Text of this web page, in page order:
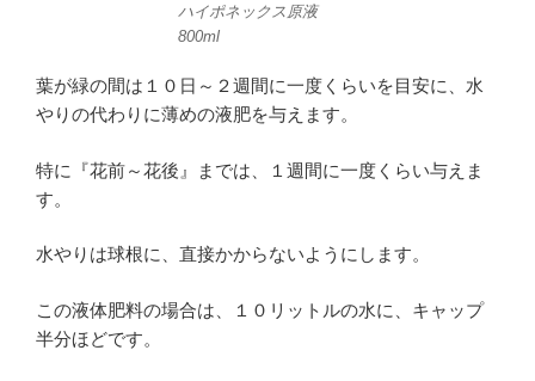
ハイポネックス原液
800ml
葉が緑の間は１０日～２週間に一度くらいを目安に、水
やりの代わりに薄めの液肥を与えます。
特に『花前～花後』までは、１週間に一度くらい与えま
す。
水やりは球根に、直接かからないようにします。
この液体肥料の場合は、１０リットルの水に、キャップ
半分ほどです。